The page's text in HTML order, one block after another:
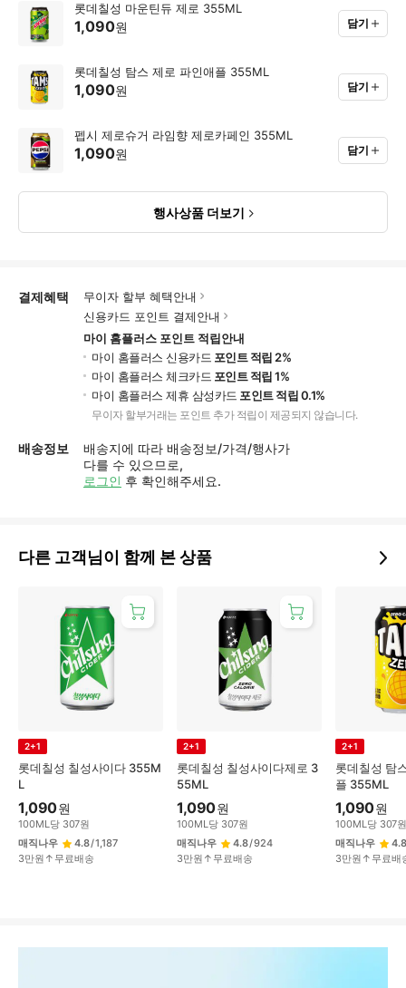
롯데칠성 마운틴듀 제로 355ML
1,090원 담기
롯데칠성 탐스 제로 파인애플 355ML
1,090원 담기
펩시 제로슈거 라임향 제로카페인 355ML
1,090원 담기
행사상품 더보기
결제혜택
무이자 할부 혜택안내
신용카드 포인트 결제안내
마이 홈플러스 포인트 적립안내
마이 홈플러스 신용카드 포인트 적립 2%
마이 홈플러스 체크카드 포인트 적립 1%
마이 홈플러스 제휴 삼성카드 포인트 적립 0.1%
무이자 할부거래는 포인트 추가 적립이 제공되지 않습니다.
배송정보
배송지에 따라 배송정보/가격/행사가
다를 수 있으므로,
로그인 후 확인해주세요.
다른 고객님이 함께 본 상품
롯데칠성 칠성사이다 355M
L
2+1
1,090원
100ML당 307원
매직나우
4.8/1,187
3만원↑무료배송
롯데칠성 칠성사이다제로 3
55ML
2+1
1,090원
100ML당 307원
매직나우
4.8/924
3만원↑무료배송
롯데칠성 탐
플 355ML
2+1
1,090원
100ML당 307
매직나우
4.8
3만원↑무료배